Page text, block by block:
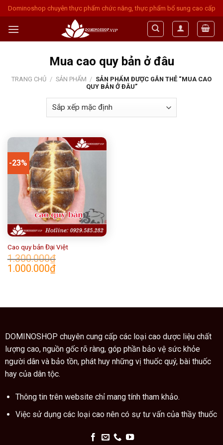
Skip
to
content
Dominoshop chuyên thực phẩm chức năng, thực phẩm bổ sung cao cấp
Mua cao quy bản ở đâu
TRANG CHỦ / SẢN PHẨM / SẢN PHẨM ĐƯỢC GẮN THẺ “MUA CAO
QUY BẢN Ở ĐÂU”
-23%
Cao quy bản Đại Việt
1.300.000₫
Giá
gốc
1.000.000₫Giá
hiện
DOMINOSHOP chuyên cung cấp các loại cao dược liệu chất
lượng cao, nguồn gốc rõ ràng, góp phần bảo vệ sức khỏe
người dân và bảo tồn, phát huy những vị thuốc quý, bài thuốc
hay của dân tộc.
Thông tin trên website chỉ mang tính tham khảo.
Việc sử dụng các loại cao nên có sự tư vấn của thầy thuốc